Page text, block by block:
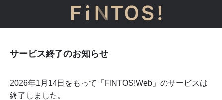
サービス終了のお知らせ
2026年1月14日をもって「FINTOS!Web」のサービスは
終了しました。